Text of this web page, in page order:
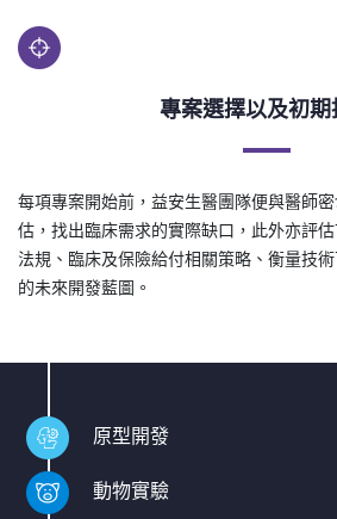
專案選擇以及初期
每項專案開始前，益安生醫團隊便與醫師
估，找出臨床需求的實際缺口，此外亦評估
法規、臨床及保險給付相關策略、衡量技
的未來開發藍圖。
原型開發
動物實驗